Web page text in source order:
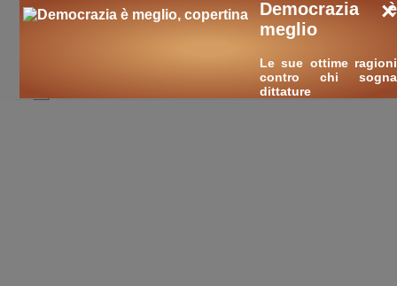
concludere solo con la violenta sollevazione
degli oppressi contro gli oppressori e
sfruttatori e sfruttati, il comunismo
🛒
×
Democrazia è
meglio
Le sue ottime ragioni
contro chi sogna
dittature